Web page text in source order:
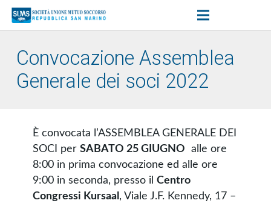
Convocazione Assemblea
Generale dei soci 2022
È convocata l’ASSEMBLEA GENERALE DEI
SOCI per SABATO 25 GIUGNO alle ore
8:00 in prima convocazione ed alle ore
9:00 in seconda, presso il Centro
Congressi Kursaal , Viale J.F. Kennedy, 17 –